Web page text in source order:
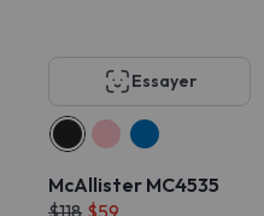
Essayer
McAllister MC4535
$118 $59